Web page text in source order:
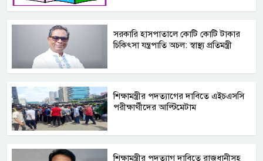
সরকারি হাসপাতালে কোটি কোটি টাকার
চিকিৎসা যন্ত্রপাতি অচল: স্বাস্থ্য প্রতিমন্ত্রী
শিক্ষামন্ত্রীর পদত্যাগের দাবিতে এইচএসসি
পরীক্ষার্থীদের আল্টিমেটাম
শিক্ষামন্ত্রীর পদত্যাগ দাবিতে রাজধানীসহ